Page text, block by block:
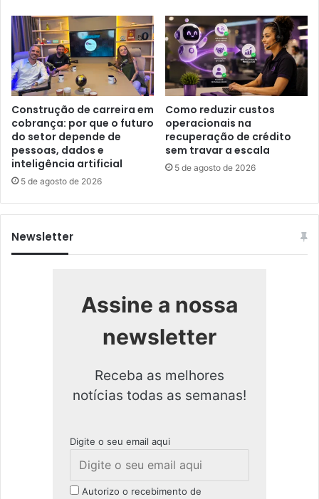
Construção de carreira em
cobrança: por que o futuro
do setor depende de
pessoas, dados e
inteligência artificial
5 de agosto de 2026
Como reduzir custos
operacionais na
recuperação de crédito
sem travar a escala
5 de agosto de 2026
Newsletter
Assine a nossa
newsletter
Receba as melhores
notícias todas as semanas!
Digite o seu email aqui
Autorizo o recebimento de